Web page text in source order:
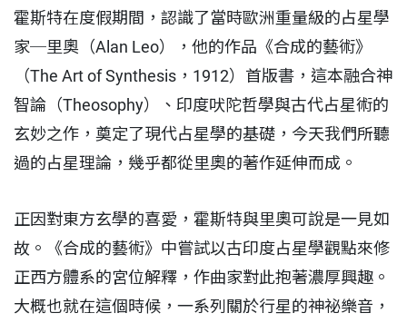
霍斯特在度假期間，認識了當時歐洲重量級的占星學
家─里奧（Alan Leo），他的作品《合成的藝術》
（The Art of Synthesis，1912）首版書，這本融合神
智論（Theosophy）、印度吠陀哲學與古代占星術的
玄妙之作，奠定了現代占星學的基礎，今天我們所聽
過的占星理論，幾乎都從里奧的著作延伸而成。
正因對東方玄學的喜愛，霍斯特與里奧可說是一見如
故。《合成的藝術》中嘗試以古印度占星學觀點來修
正西方體系的宮位解釋，作曲家對此抱著濃厚興趣。
大概也就在這個時候，一系列關於行星的神祕樂音，